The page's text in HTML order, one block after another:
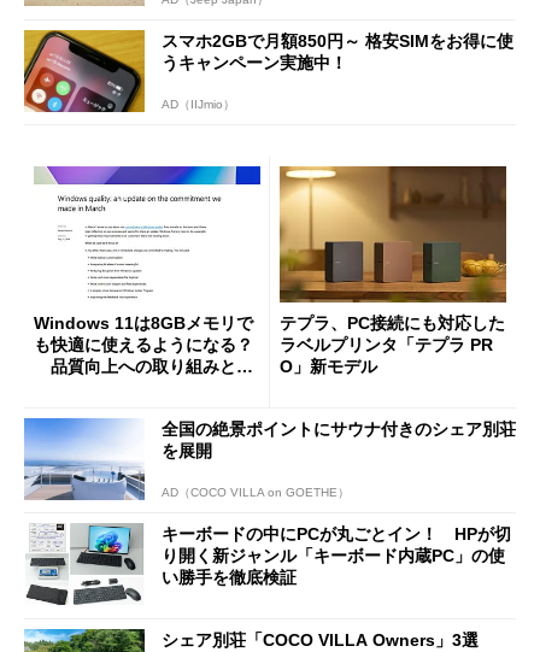
スマホ2GBで月額850円～ 格安SIMをお得に使
うキャンペーン実施中！
AD（IIJmio）
Windows 11は8GBメモリで
も快適に使えるようになる？
品質向上への取り組みと
テプラ、PC接続にも対応した
ラベルプリンタ「テプラ PR
O」新モデル
全国の絶景ポイントにサウナ付きのシェア別荘
を展開
AD（COCO VILLA on GOETHE）
キーボードの中にPCが丸ごとイン！ HPが切
り開く新ジャンル「キーボード内蔵PC」の使
い勝手を徹底検証
シェア別荘「COCO VILLA Owners」3選